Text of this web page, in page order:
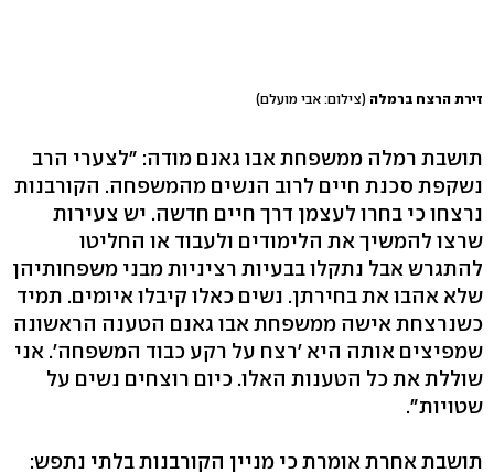
זירת הרצח ברמלה (צילום: אבי מועלם)
תושבת רמלה ממשפחת אבו גאנם מודה: "לצערי הרב
נשקפת סכנת חיים לרוב הנשים מהמשפחה. הקורבנות
נרצחו כי בחרו לעצמן דרך חיים חדשה. יש צעירות
שרצו להמשיך את הלימודים ולעבוד או החליטו
להתגרש אבל נתקלו בבעיות רציניות מבני משפחותיהן
שלא אהבו את בחירתן. נשים כאלו קיבלו איומים. תמיד
כשנרצחת אישה ממשפחת אבו גאנם הטענה הראשונה
שמפיצים אותה היא 'רצח על רקע כבוד המשפחה'. אני
שוללת את כל הטענות האלו. כיום רוצחים נשים על
שטויות".
תושבת אחרת אומרת כי מניין הקורבנות בלתי נתפש: